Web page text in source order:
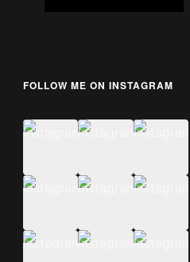
FOLLOW ME ON INSTAGRAM